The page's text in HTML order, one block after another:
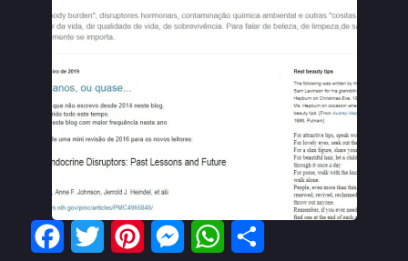
FacebookTwitter PinterestMessengerWhatsApp